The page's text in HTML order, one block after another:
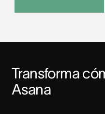
Transforma
Asana